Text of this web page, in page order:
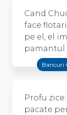
Cand
face
pe el, el
pamantul
Bancuri
Profu
pacate